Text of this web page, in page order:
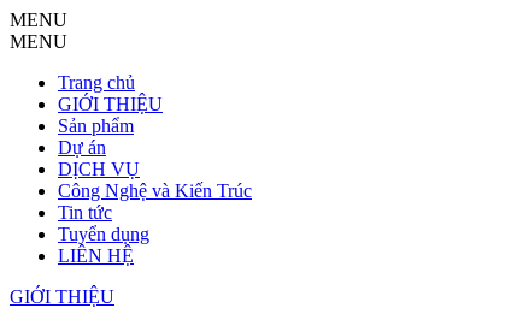
MENU
MENU
Trang chủ
GIỚI THIỆU
Sản phẩm
Dự án
DỊCH VỤ
Công Nghệ và Kiến Trúc
Tin tức
Tuyển dụng
LIÊN HỆ
GIỚI THIỆU